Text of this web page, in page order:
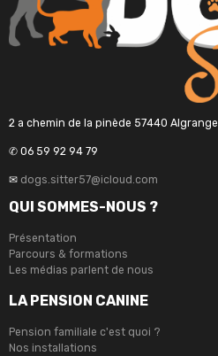
2 a chemin de la pinède 57440 Algrange
✆ 06 59 92 94 79
✉ dogs.sitter57@icloud.com
QUI SOMMES-NOUS ?
Présentation
Parcours & formations
Les médias parlent de nous
LA PENSION CANINE
Pension familiale c'est quoi ?
Nos installations